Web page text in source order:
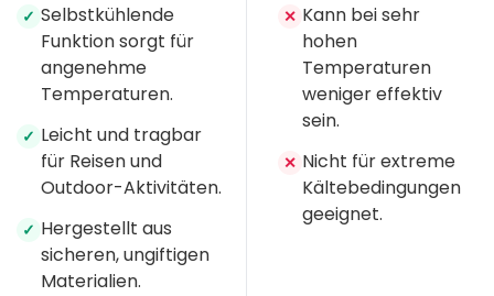
✓ Selbstkühlende
Funktion sorgt für
angenehme
Temperaturen.
✓ Leicht und tragbar
für Reisen und
Outdoor-Aktivitäten.
✓ Hergestellt aus
sicheren, ungiftigen
Materialien.
✕ Kann bei sehr
hohen
Temperaturen
weniger effektiv
sein.
✕ Nicht für extreme
Kältebedingungen
geeignet.